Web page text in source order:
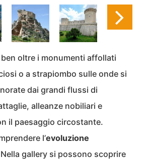
oltre i monumenti affollati
o a strapiombo sulle onde si
dai grandi flussi di
alleanze nobiliari e
il paesaggio circostante.
l’evoluzione
gallery si possono scoprire